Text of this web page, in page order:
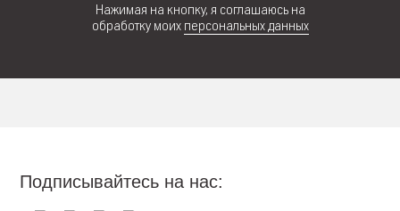
Нажимая на кнопку, я соглашаюсь на
обработку моих персональных данных
Подписывайтесь на нас: